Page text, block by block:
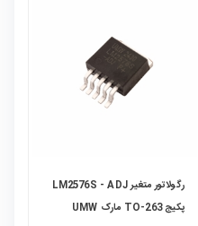
رگولاتور متغیر LM2576S - ADJ
پکیج TO-263 مارک UMW